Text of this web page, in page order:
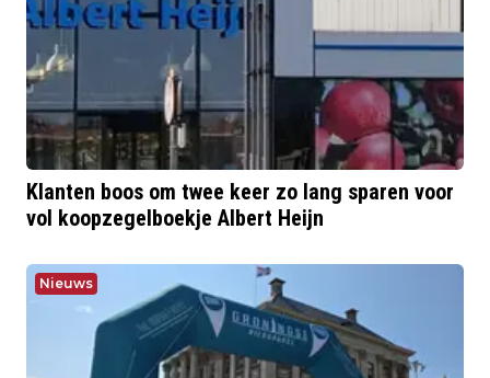
Klanten boos om twee keer zo lang sparen voor
vol koopzegelboekje Albert Heijn
Nieuws